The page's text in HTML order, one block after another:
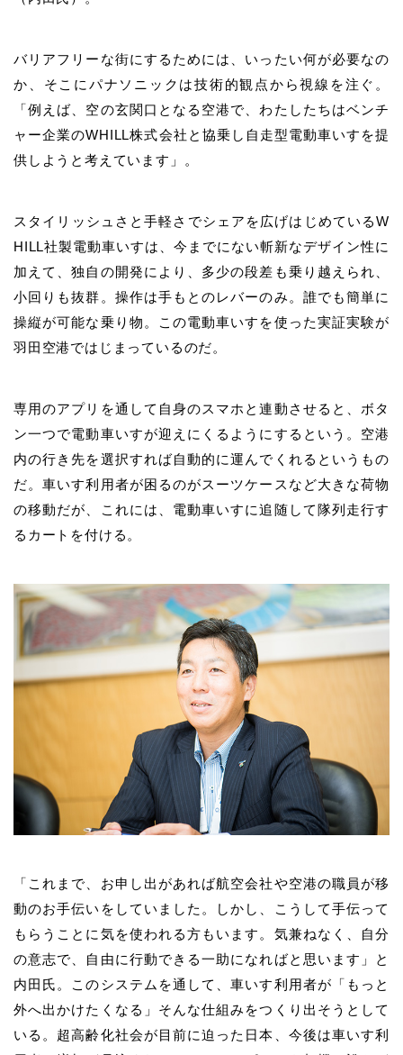
バリアフリーな街にするためには、いったい何が必要なの
か、そこにパナソニックは技術的観点から視線を注ぐ。
「例えば、空の玄関口となる空港で 、わたしたちはベンチ
ャー企業のWHILL株式会社と協乗し 自走型電動車いすを提
供しようと考えています」。
スタイリッシュさと手軽さでシェアを広げはじめているW
HILL社製電動車いすは、今までにない斬新なデザイン性に
加えて、独自の開発により、多少の段差も乗り越えられ、
小回りも抜群。操作は手もとのレバーのみ。誰でも簡単に
操縦が可能な乗り物。この電動車いすを使った実証実験が
羽田空港ではじまっているのだ。
専用のアプリを通して自身のスマホと連動させると、ボタ
ン一つで電動車いすが迎えにくるようにするという。空港
内の行き先を選択すれば自動的に運んでくれるというもの
だ。車いす利用者が困るのがスーツケースなど大きな荷物
の移動だが、これには、電動車いすに追随して隊列走行す
るカートを付ける。
「これまで、お申し出があれば航空会社や空港の職員が移
動のお手伝いをしていました。しかし、こうして手伝って
もらうことに気を使われる方もいます。気兼ねなく、自分
の意志で、自由に行動できる一助になればと思います」と
内田氏。このシステムを通して、車いす利用者が「もっと
外へ出かけたくなる」そんな仕組みをつくり出そうとして
いる。超高齢化社会が目前に迫った日本、今後は車いす利